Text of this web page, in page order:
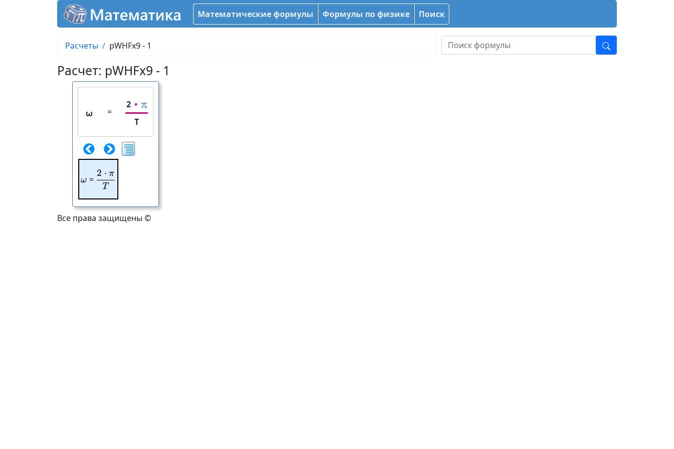
Математические формулы Формулы по физике Поиск
Расчеты pWHFx9 - 1
Расчет: pWHFx9 - 1
ω =
2
T
\omega
ω = \frac{2\cdot \pi}{T}
T
2 ⋅ π
Все права защищены ©